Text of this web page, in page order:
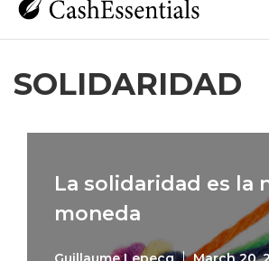
SOLIDARIDAD
La solidaridad es la
moneda